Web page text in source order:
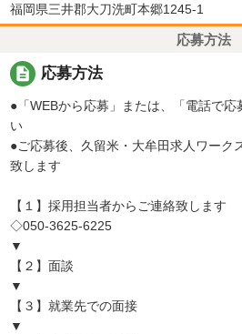
福岡県三井郡大刀洗町本郷1245-1
応募方法
description 応募方法
●「WEBから応募」または、「電話で応
い
●ご応募後、久留米・大牟田求人ワーク
致します
【１】採用担当者からご連絡致します
◇050-3625-6225
▼
【２】面談
▼
【３】就業先での面接
▼